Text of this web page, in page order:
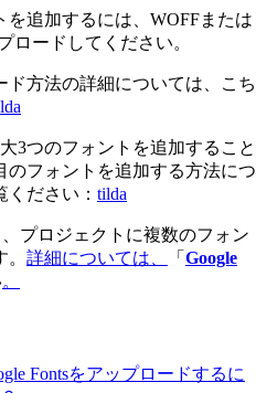
追加するには、WOFFまたは
ロードしてください。
ド方法の詳細については、こち
3つのフォントを追加すること
のフォントを追加する方法につ
ださい： tilda
、プロジェクトに複数のフォン
詳細については、 「 Google
。
Fontsをアップロードするに